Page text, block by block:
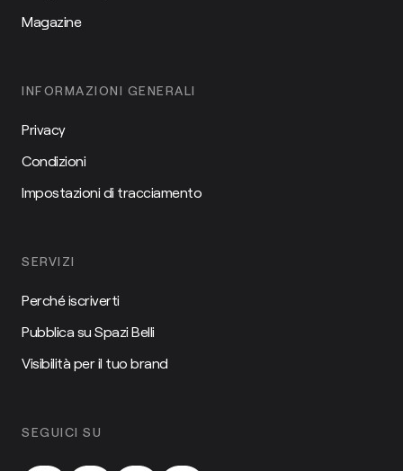
Magazine
INFORMAZIONI GENERALI
Privacy
Condizioni
Impostazioni di tracciamento
SERVIZI
Perché iscriverti
Pubblica su Spazi Belli
Visibilità per il tuo brand
SEGUICI SU